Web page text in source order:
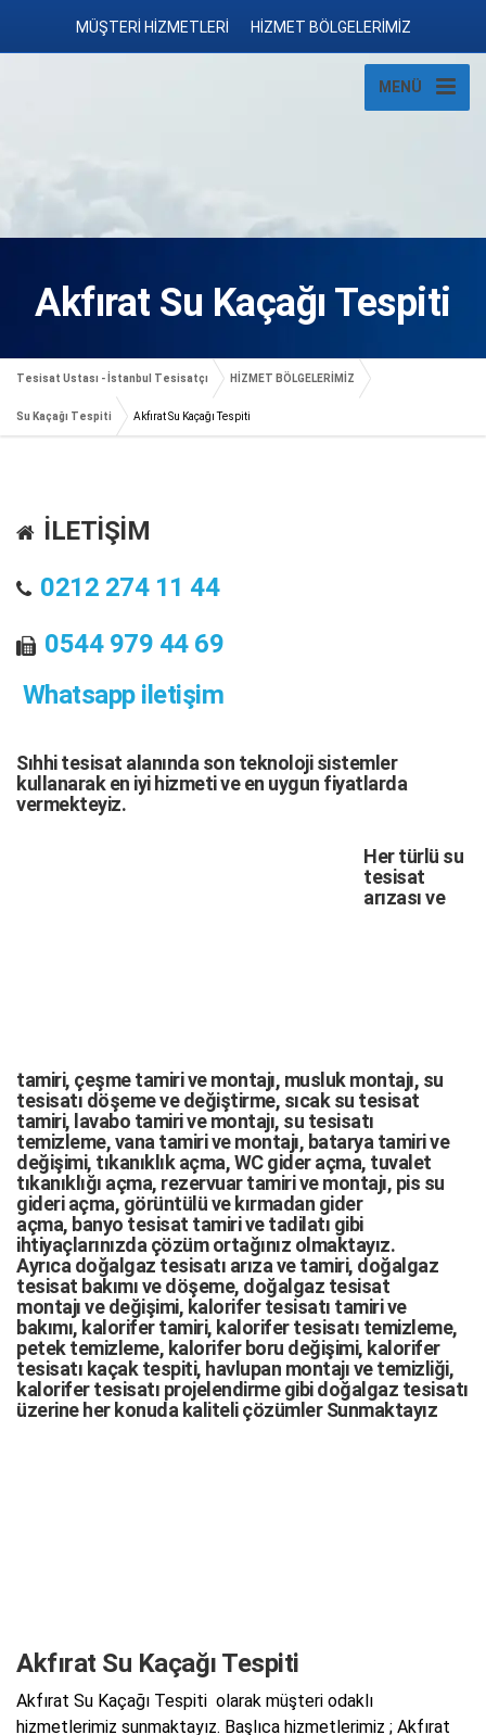
MÜŞTERİ HİZMETLERİ HİZMET BÖLGELERİMİZ
MENÜ
Akfırat Su Kaçağı Tespiti
Tesisat Ustası - İstanbul Tesisatçı HİZMET BÖLGELERİMİZ
Su Kaçağı Tespiti Akfırat Su Kaçağı Tespiti
İLETİŞİM
0212 274 11 44
0544 979 44 69
Whatsapp iletişim
Sıhhi tesisat alanında son teknoloji sistemler
kullanarak en iyi hizmeti ve en uygun fiyatlarda
vermekteyiz.
Her türlü su
tesisat
arızasıve
tamiri, çeşme tamirivemontajı, musluk montajı, su
tesisatı döşemeve değiştirme, sıcak su tesisat
tamiri, lavabo tamirivemontajı, su tesisatı
temizleme,vana tamirivemontajı, batarya tamirive
değişimi, tıkanıklık açma,WC gider açma, tuvalet
tıkanıklığı açma, rezervuar tamirive montajı, pis su
gideri açma, görüntülü ve kırmadan gider
açma, banyo tesisat tamirivetadilatı gibi
ihtiyaçlarınızda çözüm ortağınız olmaktayız.
Ayrıca doğalgaz tesisatı arızave tamiri, doğalgaz
tesisat bakımıve döşeme, doğalgaz tesisat
montajıve değişimi, kalorifer tesisatı tamiri ve
bakımı, kalorifer tamiri, kalorifer tesisatı temizleme,
petek temizleme, kalorifer boru değişimi, kalorifer
tesisatı kaçak tespiti, havlupan montajı ve temizliği,
kalorifer tesisatı projelendirme gibi d oğalgaz tesisatı
üzerine her konuda kaliteli çözümler Sunmaktayız
Akfırat Su Kaçağı Tespiti
Akfırat Su Kaçağı Tespiti olarak müşteri odaklı
hizmetlerimiz sunmaktayız. Başlıca hizmetlerimiz ; Akfırat